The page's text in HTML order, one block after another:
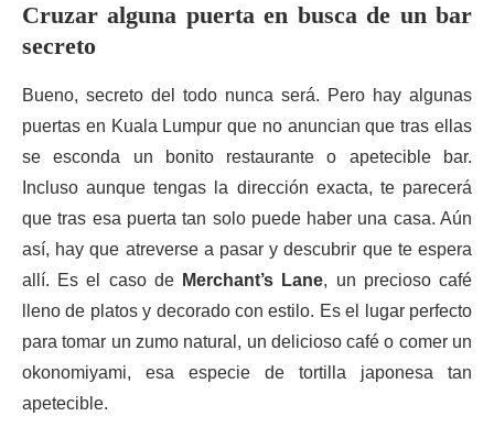
Cruzar alguna puerta en busca de un bar
secreto
Bueno, secreto del todo nunca será. Pero hay algunas
puertas en Kuala Lumpur que no anuncian que tras ellas
se esconda un bonito restaurante o apetecible bar.
Incluso aunque tengas la dirección exacta, te parecerá
que tras esa puerta tan solo puede haber una casa. Aún
así, hay que atreverse a pasar y descubrir que te espera
allí. Es el caso de Merchant’s Lane, un precioso café
lleno de platos y decorado con estilo. Es el lugar perfecto
para tomar un zumo natural, un delicioso café o comer un
okonomiyami, esa especie de tortilla japonesa tan
apetecible.